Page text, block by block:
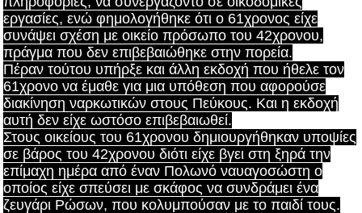
εργασίες, ενώ φημολογήθηκε ότι ο 61χρονος είχε
συνάψει σχέση με οικείο πρόσωπο του 42χρονου,
πράγμα που δεν επιβεβαιώθηκε στην πορεία.
Πέραν τούτου υπήρξε και άλλη εκδοχή που ήθελε τον
61χρονο να έμαθε για μια υπόθεση που αφορούσε
διακίνηση ναρκωτικών στους Πεύκους. Και η εκδοχή
αυτή δεν είχε ωστόσο επιβεβαιωθεί.
Στους οικείους του 61χρονου δημιουργήθηκαν υποψίες
σε βάρος του 42χρονου διότι είχε βγει στη ξηρά την
επίμαχη ημέρα από έναν Πολωνό ναυαγοσώστη ο
οποίος είχε σπεύσει με σκάφος να συνδράμει ένα
ζευγάρι Ρώσων, που κολυμπούσαν με το παιδί τους.